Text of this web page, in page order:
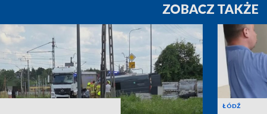
ZOBACZ TAKŻE
ŁÓDŹ